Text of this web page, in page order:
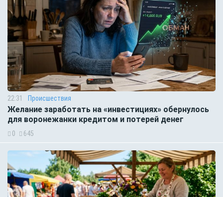
22:31 Происшествия
Желание заработать на «инвестициях» обернулось
для воронежанки кредитом и потерей денег
0 645